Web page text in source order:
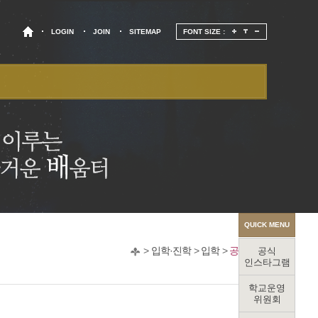
LOGIN JOIN SITEMAP FONT SIZE :
> 입학·진학>입학>공지사항
QUICK MENU
공식
인스타그램
학교운영
위원회